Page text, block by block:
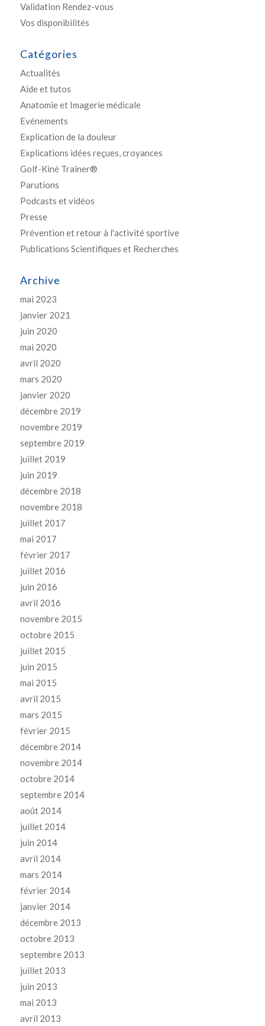
Validation Rendez-vous
Vos disponibilités
Catégories
Actualités
Aide et tutos
Anatomie et Imagerie médicale
Evénements
Explication de la douleur
Explications idées reçues, croyances
Golf-Kiné Trainer®
Parutions
Podcasts et vidéos
Presse
Prévention et retour à l'activité sportive
Publications Scientifiques et Recherches
Archive
mai 2023
janvier 2021
juin 2020
mai 2020
avril 2020
mars 2020
janvier 2020
décembre 2019
novembre 2019
septembre 2019
juillet 2019
juin 2019
décembre 2018
novembre 2018
juillet 2017
mai 2017
février 2017
juillet 2016
juin 2016
avril 2016
novembre 2015
octobre 2015
juillet 2015
juin 2015
mai 2015
avril 2015
mars 2015
février 2015
décembre 2014
novembre 2014
octobre 2014
septembre 2014
août 2014
juillet 2014
juin 2014
avril 2014
mars 2014
février 2014
janvier 2014
décembre 2013
octobre 2013
septembre 2013
juillet 2013
juin 2013
mai 2013
avril 2013